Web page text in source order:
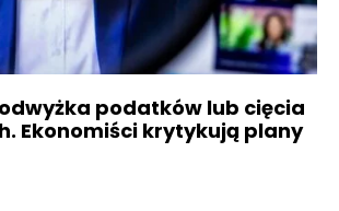
podatków lub cięcia
Ekonomiści krytykują plany